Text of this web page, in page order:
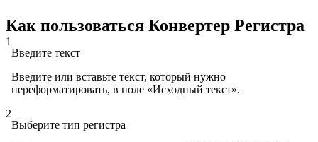
Как пользоваться Конвертер Регистра
1
Введите текст
Введите или вставьте текст, который нужно
переформатировать, в поле «Исходный текст».
2
Выберите тип регистра